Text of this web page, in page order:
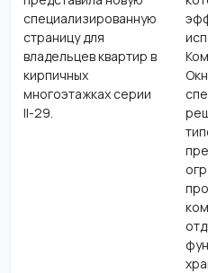
специализированную
страницу для
владельцев квартир в
кирпичных
многоэтажках серии
II-29.